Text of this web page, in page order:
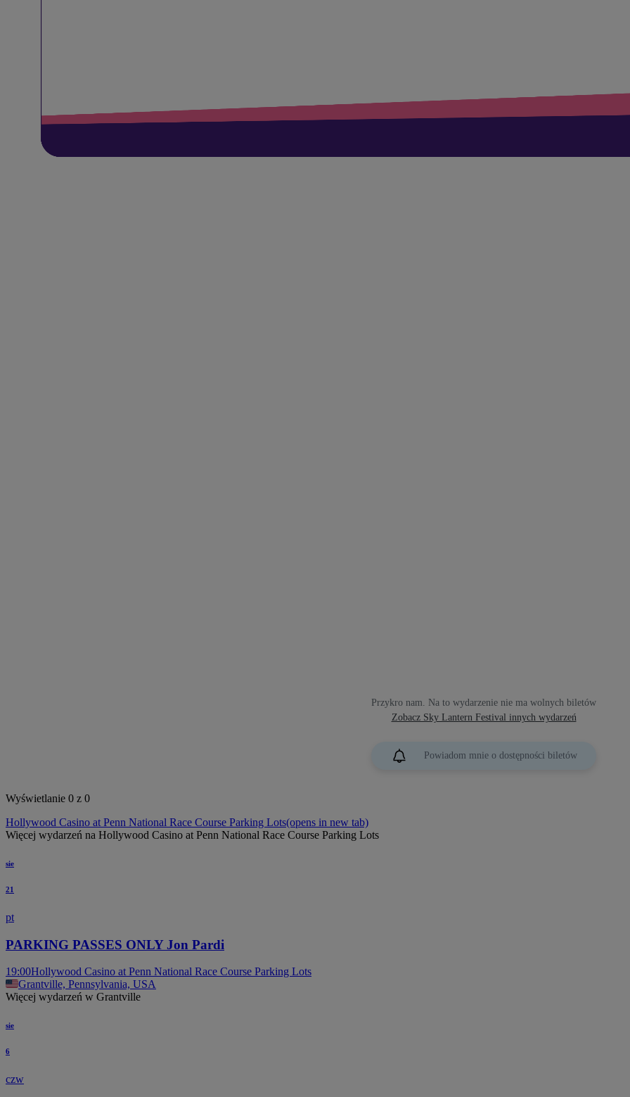
Przykro nam. Na to wydarzenie nie ma wolnych biletów
Zobacz Sky Lantern Festival innych wydarzeń
Powiadom mnie o dostępności biletów
Wyświetlanie 0 z 0
Hollywood Casino at Penn National Race Course Parking Lots(opens in new tab)
Więcej wydarzeń na Hollywood Casino at Penn National Race Course Parking Lots
sie
21
pt
PARKING PASSES ONLY Jon Pardi
19:00Hollywood Casino at Penn National Race Course Parking Lots
Grantville, Pennsylvania, USA
Więcej wydarzeń w Grantville
sie
6
czw